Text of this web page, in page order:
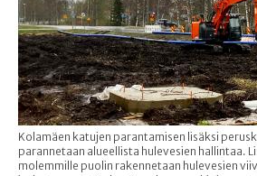
Kolamäen katujen parantamisen lisäksi
parannetaan alueellista hulevesien hallintaa.
molemmille puolin rakennetaan hulevesien